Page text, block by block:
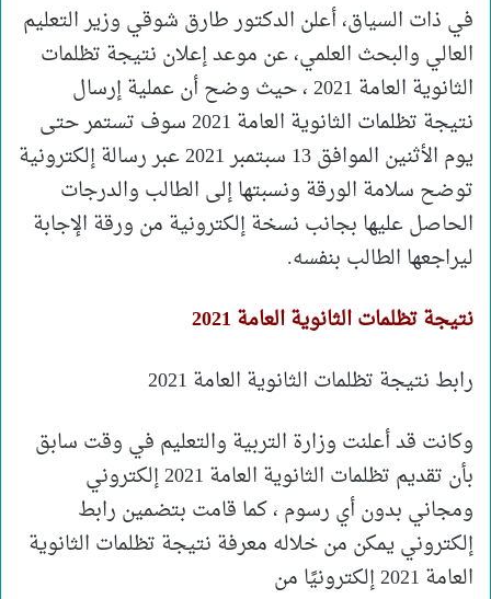
في ذات السياق، أعلن الدكتور طارق شوقي وزير التعليم
العالي والبحث العلمي، عن موعد إعلان نتيجة تظلمات
الثانوية العامة 2021 ، حيث وضح أن عملية إرسال
نتيجة تظلمات الثانوية العامة 2021 سوف تستمر حتى
يوم الأثنين الموافق 13 سبتمبر 2021 عبر رسالة إلكترونية
توضح سلامة الورقة ونسبتها إلى الطالب والدرجات
الحاصل عليها بجانب نسخة إلكترونية من ورقة الإجابة
ليراجعها الطالب بنفسه.
نتيجة تظلمات الثانوية العامة 2021
رابط نتيجة تظلمات الثانوية العامة 2021
وكانت قد أعلنت وزارة التربية والتعليم في وقت سابق
بأن تقديم تظلمات الثانوية العامة 2021 إلكتروني
ومجاني بدون أي رسوم ، كما قامت بتضمين رابط
إلكتروني يمكن من خلاله معرفة نتيجة تظلمات الثانوية
العامة 2021 إلكترونيًا من